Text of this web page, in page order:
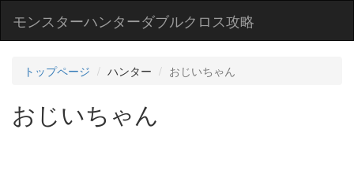
モンスターハンターダブルクロス攻略
トップページ ハンター おじいちゃん
おじいちゃん